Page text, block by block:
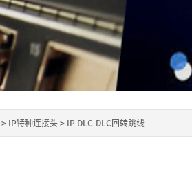
> IP特种连接头 > IP DLC-DLC回转跳线